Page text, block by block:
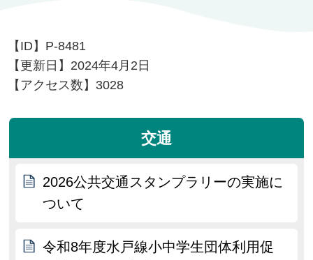
【ID】 P-8481
【更新日】 2024年4月2日
【アクセス数】 3028
交通
2026公共交通スタンプラリーの実施に
ついて
令和8年度水戸線小中学生団体利用促